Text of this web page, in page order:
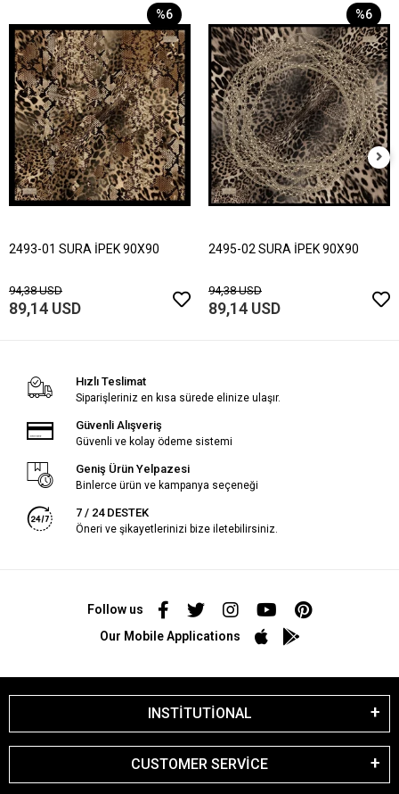
%6
2493-01 SURA İPEK 90X90
94,38 USD
89,14 USD
%6
2495-02 SURA İPEK 90X90
94,38 USD
89,14 USD
Hızlı Teslimat
Siparişleriniz en kısa sürede elinize ulaşır.
Güvenli Alışveriş
Güvenli ve kolay ödeme sistemi
Geniş Ürün Yelpazesi
Binlerce ürün ve kampanya seçeneği
7 / 24 DESTEK
Öneri ve şikayetlerinizi bize iletebilirsiniz.
Follow us
Our Mobile Applications
INSTİTUTİONAL
CUSTOMER SERVİCE